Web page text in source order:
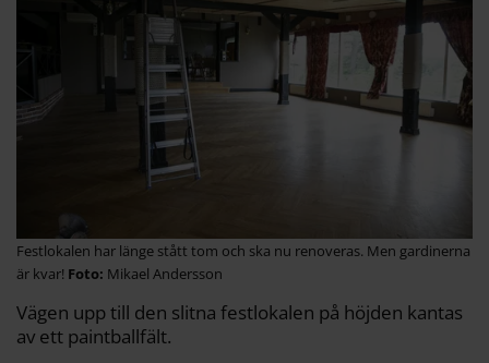
Festlokalen har länge stått tom och ska nu renoveras. Men gardinerna
är kvar!
Mikael Andersson
Vägen upp till den slitna festlokalen på höjden kantas
av ett paintballfält.